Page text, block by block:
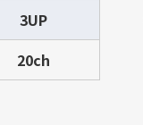
3UP
20ch